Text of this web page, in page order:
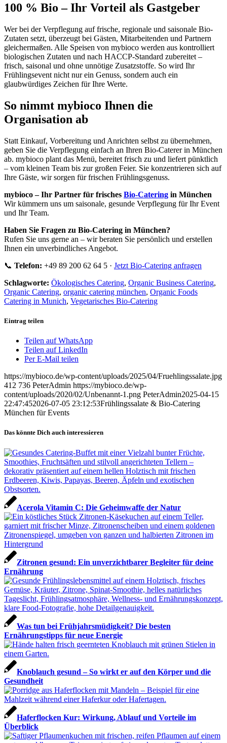
100 % Bio – Ihr Vorteil als Gastgeber
Wer bei der Verpflegung auf frische, regionale und saisonale Bio-
Zutaten setzt, überzeugt bei Gästen, Mitarbeitenden und Partnern
gleichermaßen. Alle Speisen von mybioco werden aus kontrolliert
biologischen Zutaten und nach HACCP-Standard zubereitet –
frisch, saisonal und ohne unnötige Zusatzstoffe. So wird Ihr
Frühlingsevent nicht nur ein Genuss, sondern auch ein
glaubwürdiges Zeichen für Ihre Werte.
So nimmt mybioco Ihnen die
Organisation ab
Statt Einkauf, Vorbereitung und Anrichten selbst zu übernehmen,
geben Sie die Verpflegung einfach an Ihren Bio-Caterer in München
ab. mybioco plant das Menü, bereitet frisch zu und liefert pünktlich
– vom kleinen Team bis zur großen Feier. Sie konzentrieren sich auf
Ihre Gäste, wir sorgen für frischen Frühlingsgenuss.
mybioco – Ihr Partner für frisches Bio-Catering in München
Wir kümmern uns um saisonale, gesunde Verpflegung für Ihr Event
und Ihr Team.
Haben Sie Fragen zu Bio-Catering in München?
Rufen Sie uns gerne an – wir beraten Sie persönlich und erstellen
Ihnen ein unverbindliches Angebot.
📞 Telefon: +49 89 200 62 64 5 · Jetzt Bio-Catering anfragen
Schlagworte: Ökologisches Catering, Organic Business Catering,
Organic Catering, organic catering münchen, Organic Foods
Catering in Munich, Vegetarisches Bio-Catering
Eintrag teilen
Teilen auf WhatsApp
Teilen auf LinkedIn
Per E-Mail teilen
https://mybioco.de/wp-content/uploads/2025/04/Fruehlingssalate.jpg
412 736 PeterAdmin https://mybioco.de/wp-
content/uploads/2020/02/Unbenannt-1.png PeterAdmin2025-04-15
22:47:452026-07-05 23:12:53Frühlingssalate & Bio-Catering
München für Events
Das könnte Dich auch interessieren
Acerola Vitamin C: Die Geheimwaffe der Natur
Zitronen gesund: Ein unverzichtbarer Begleiter für deine
Ernährung
Was tun bei Frühjahrsmüdigkeit? Die besten
Ernährungstipps für neue Energie
Knoblauch gesund – So wirkt er auf den Körper und die
Gesundheit
Haferflocken Kur: Wirkung, Ablauf und Vorteile im
Überblick